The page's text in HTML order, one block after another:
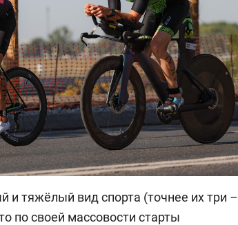
и тяжёлый вид спорта (точнее их три –
по своей массовости старты